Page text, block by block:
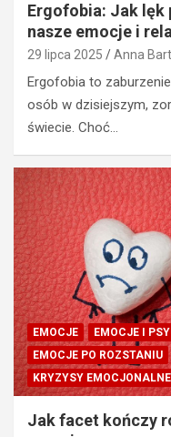
Ergofobia: Jak lęk
nasze emocje i
29 lipca 2025 Anna
Ergofobia to
osób w dzisiejszym,
świecie. Choć…
EMOCJE
EMOCJE I
EMOCJE PO ROZSTANIU
KRYZYSY EMOCJONALNE
Jak facet kończy